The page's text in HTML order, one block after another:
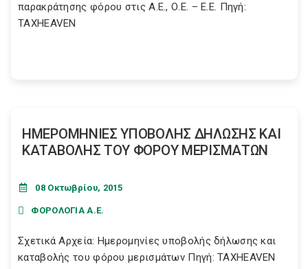
παρακράτησης φόρου στις Α.Ε., Ο.Ε. – Ε.Ε. Πηγή:
TAXHEAVEN
ΗΜΕΡΟΜΗΝΙΕΣ ΥΠΟΒΟΛΗΣ ΔΗΛΩΣΗΣ ΚΑΙ
ΚΑΤΑΒΟΛΗΣ ΤΟΥ ΦΟΡΟΥ ΜΕΡΙΣΜΑΤΩΝ
08 Οκτωβρίου, 2015
ΦΟΡΟΛΟΓΙΑ Α.Ε.
Σχετικά Αρχεία: Ημερομηνίες υποβολής δήλωσης και
καταβολής του φόρου μερισμάτων Πηγή: TAXHEAVEN